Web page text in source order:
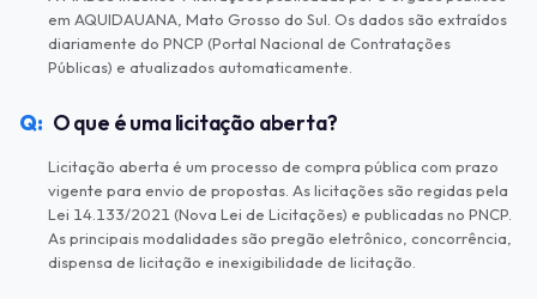
em AQUIDAUANA, Mato Grosso do Sul. Os dados são extraídos
diariamente do PNCP (Portal Nacional de Contratações
Públicas) e atualizados automaticamente.
O que é uma licitação aberta?
Licitação aberta é um processo de compra pública com prazo
vigente para envio de propostas. As licitações são regidas pela
Lei 14.133/2021 (Nova Lei de Licitações) e publicadas no PNCP.
As principais modalidades são pregão eletrônico, concorrência,
dispensa de licitação e inexigibilidade de licitação.